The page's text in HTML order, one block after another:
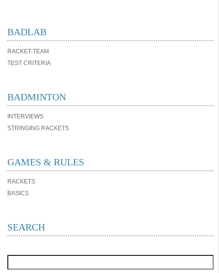
BADLAB
RACKET-TEAM
TEST CRITERIA
BADMINTON
INTERVIEWS
STRINGING RACKETS
GAMES & RULES
RACKETS
BASICS
SEARCH